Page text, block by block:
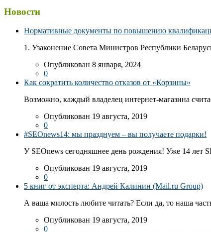
Новости
Нормативные документы по повышению
1. Узаконение Совета Министров Республики
Опубликован 8 января, 2024
0
Как сократить количество отказов от «Корзины»
Возможно, каждый владелец интернет-магазина
Опубликован 19 августа, 2019
0
#SEOnews14: мы празднуем – вы получаете подарки!
У SEOnews сегодняшнее день рождения! Уже 14 лет
Опубликован 19 августа, 2019
0
5 книг от эксперта: Андрей Калинин (Mail.ru Group)
А ваша милость любите читать? Если да, то наша
Опубликован 19 августа, 2019
0